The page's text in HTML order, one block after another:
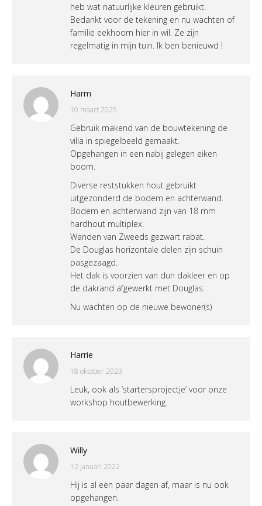
heb wat natuurlijke kleuren gebruikt.
Bedankt voor de tekening en nu wachten of
familie eekhoorn hier in wil. Ze zijn
regelmatig in mijn tuin. Ik ben benieuwd !
Harm
10 maart 2025
Gebruik makend van de bouwtekening de
villa in spiegelbeeld gemaakt.
Opgehangen in een nabij gelegen eiken
boom.
Diverse reststukken hout gebruikt
uitgezonderd de bodem en achterwand.
Bodem en achterwand zijn van 18 mm
hardhout multiplex.
Wanden van Zweeds gezwart rabat.
De Douglas horizontale delen zijn schuin
pasgezaagd.
Het dak is voorzien van dun dakleer en op
de dakrand afgewerkt met Douglas.
Nu wachten op de nieuwe bewoner(s)
Harrie
18 oktober 2023
Leuk, ook als ‘startersprojectje’ voor onze
workshop houtbewerking.
Willy
12 januari 2022
Hij is al een paar dagen af, maar is nu ook
opgehangen.